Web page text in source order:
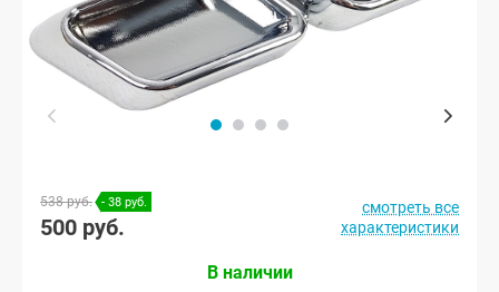
538 руб. - 38 руб.
500 руб.
смотреть все
характеристики
В наличии